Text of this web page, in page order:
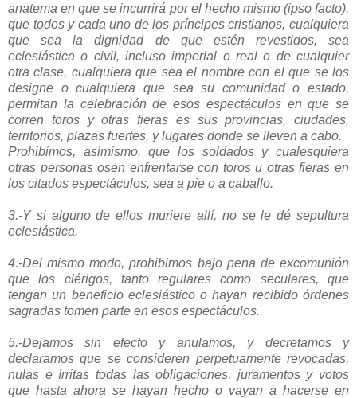
anatema en que se incurrirá por el hecho mismo (ipso facto),
que todos y cada uno de los príncipes cristianos, cualquiera
que sea la dignidad de que estén revestidos, sea
eclesiástica o civil, incluso imperial o real o de cualquier
otra clase, cualquiera que sea el nombre con el que se los
designe o cualquiera que sea su comunidad o estado,
permitan la celebración de esos espectáculos en que se
corren toros y otras fieras es sus provincias, ciudades,
territorios, plazas fuertes, y lugares donde se lleven a cabo.
Prohibimos, asimismo, que los soldados y cualesquiera
otras personas osen enfrentarse con toros u otras fieras en
los citados espectáculos, sea a pie o a caballo.
3.-Y si alguno de ellos muriere allí, no se le dé sepultura
eclesiástica.
4.-Del mismo modo, prohibimos bajo pena de excomunión
que los clérigos, tanto regulares como seculares, que
tengan un beneficio eclesiástico o hayan recibido órdenes
sagradas tomen parte en esos espectáculos.
5.-Dejamos sin efecto y anulamos, y decretamos y
declaramos que se consideren perpetuamente revocadas,
nulas e írritas todas las obligaciones, juramentos y votos
que hasta ahora se hayan hecho o vayan a hacerse en